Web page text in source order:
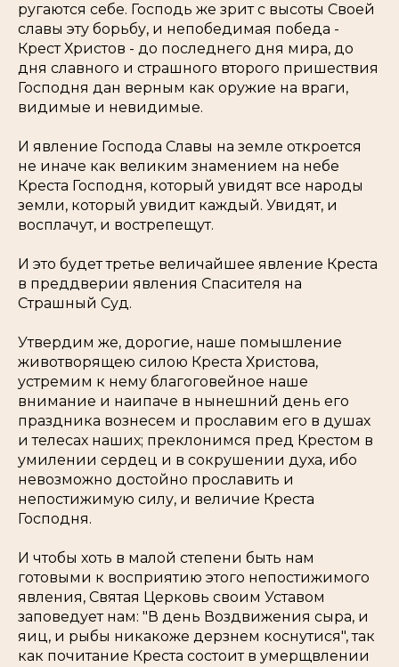
ругаются себе. Господь же зрит с высоты Своей
славы эту борьбу, и непобедимая победа -
Крест Христов - до последнего дня мира, до
дня славного и страшного второго пришествия
Господня дан верным как оружие на враги,
видимые и невидимые.
И явление Господа Славы на земле откроется
не иначе как великим знамением на небе
Креста Господня, который увидят все народы
земли, который увидит каждый. Увидят, и
восплачут, и вострепещут.
И это будет третье величайшее явление Креста
в преддверии явления Спасителя на
Страшный Суд.
Утвердим же, дорогие, наше помышление
животворящею силою Креста Христова,
устремим к нему благоговейное наше
внимание и наипаче в нынешний день его
праздника вознесем и прославим его в душах
и телесах наших; преклонимся пред Крестом в
умилении сердец и в сокрушении духа, ибо
невозможно достойно прославить и
непостижимую силу, и величие Креста
Господня.
И чтобы хоть в малой степени быть нам
готовыми к восприятию этого непостижимого
явления, Святая Церковь своим Уставом
заповедует нам: "В день Воздвижения сыра, и
яиц, и рыбы никакоже дерзнем коснутися", так
как почитание Креста состоит в умерщвлении